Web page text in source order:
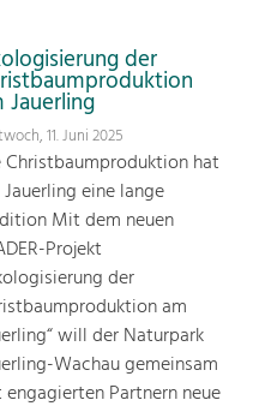
der
Jauerling
11. Juni 2025
Christbaumproduktion hat
eine lange
Mit dem neuen
Projekt
der
am
will der Naturpark
Wachau gemeinsam
Partnern neue